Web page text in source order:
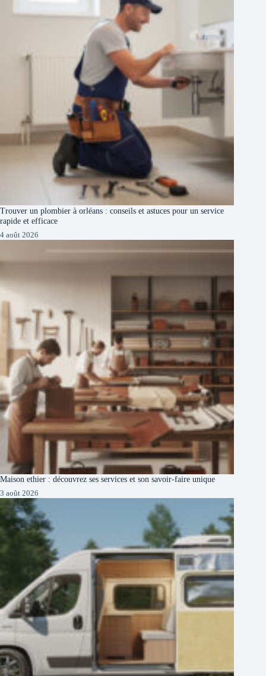
Trouver un plombier à orléans : conseils et astuces pour un service
rapide et efficace
4 août 2026
Maison ethier : découvrez ses services et son savoir-faire unique
3 août 2026